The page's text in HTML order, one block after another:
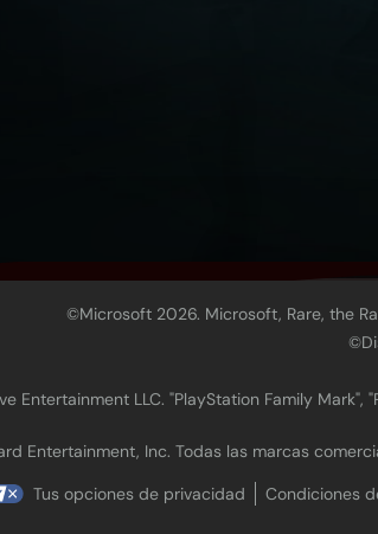
©Microsoft 2026. Microsoft, Rare, the
Entertainment LLC. "PlayStation Family Mark",
Entertainment, Inc. Todas las marcas
Tus opciones de privacidad
Condiciones